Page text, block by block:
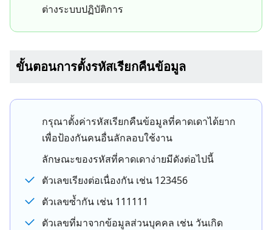
ต่างระบบปฏิบัติการ
ขั้นตอนการตั้งรหัสเรียกคืนข้อมูล
กรุณาตั้งค่ารหัสเรียกคืนข้อมูลที่คาดเดาได้ยาก
เพื่อป้องกันคนอื่นลักลอบใช้งาน
ลักษณะของรหัสที่คาดเดาง่ายมีดังต่อไปนี้
ตัวเลขเรียงต่อเนื่องกัน เช่น 123456
ตัวเลขซ้ำกัน เช่น 111111
ตัวเลขที่มาจากข้อมูลส่วนบุคคล เช่น วันเกิด